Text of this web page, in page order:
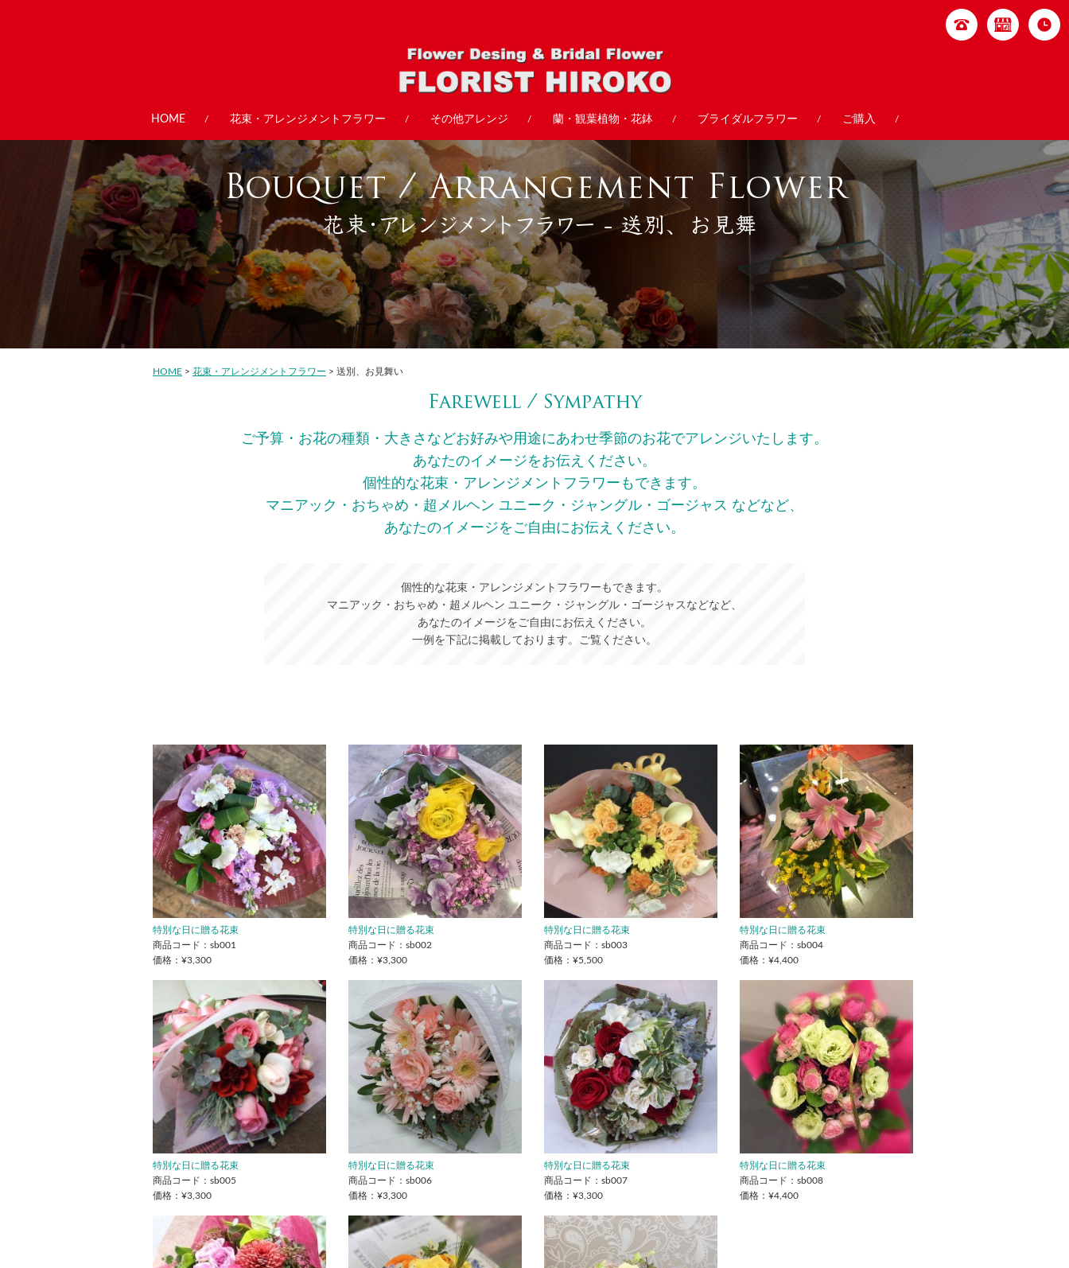
HOME / 花束・アレンジメントフラワー / その他アレンジ / 蘭・観葉植物・花鉢 / ブライダルフラワー / ご購入 /
HOME > 花束・アレンジメントフラワー > 送別、お見舞い
ご予算・お花の種類・大きさなどお好みや用途にあわせ季節のお花でアレンジいたします。
あなたのイメージをお伝えください。
個性的な花束・アレンジメントフラワーもできます。
マニアック・おちゃめ・超メルヘン ユニーク・ジャングル・ゴージャス などなど、
あなたのイメージをご自由にお伝えください。
個性的な花束・アレンジメントフラワーもできます。
マニアック・おちゃめ・超メルヘン ユニーク・ジャングル・ゴージャスなどなど、
あなたのイメージをご自由にお伝えください。
一例を下記に掲載しております。ご覧ください。
特別な日に贈る花束
商品コード：sb001
価格：¥3,300
特別な日に贈る花束
商品コード：sb002
価格：¥3,300
特別な日に贈る花束
商品コード：sb003
価格：¥5,500
特別な日に贈る花束
商品コード：sb004
価格：¥4,400
特別な日に贈る花束
商品コード：sb005
価格：¥3,300
特別な日に贈る花束
商品コード：sb006
価格：¥3,300
特別な日に贈る花束
商品コード：sb007
価格：¥3,300
特別な日に贈る花束
商品コード：sb008
価格：¥4,400